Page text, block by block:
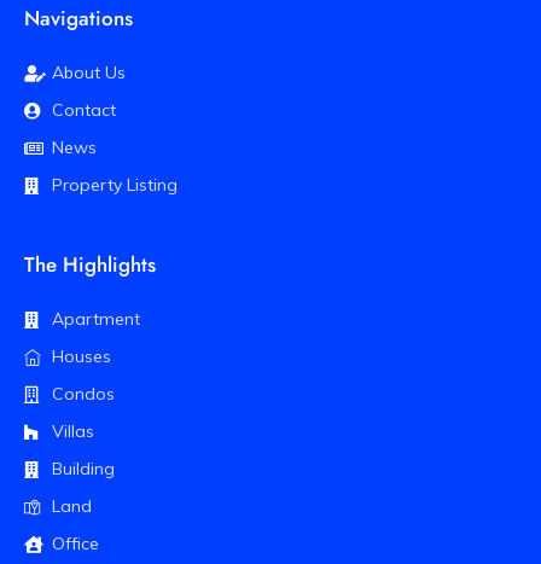
Navigations
About Us
Contact
News
Property Listing
The Highlights
Apartment
Houses
Condos
Villas
Building
Land
Office